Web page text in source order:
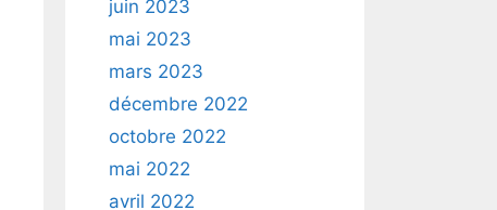
juin 2023
mai 2023
mars 2023
décembre 2022
octobre 2022
mai 2022
avril 2022